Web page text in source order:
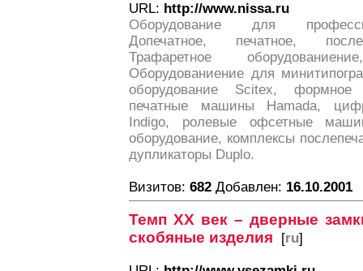
URL: http://www.nissa.ru
Оборудование для
Допечатное, печатное,
Трафаретное
Оборудованиение для
оборудование Scitex, формное
печатные машины Hamada,
Indigo, ролевые офсетные
оборудование, комплексы
дупликаторы Duplo.
Визитов: 682 Добавлен: 16.10.2001
Темп ХХ век – дверные
скобяные изделия [ru]